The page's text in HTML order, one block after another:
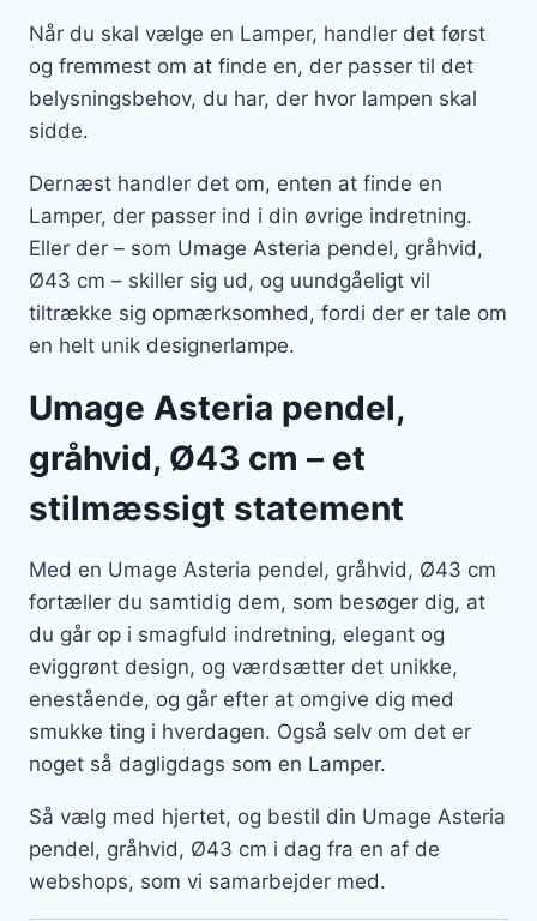
Når du skal vælge en Lamper, handler det først
og fremmest om at finde en, der passer til det
belysningsbehov, du har, der hvor lampen skal
sidde.
Dernæst handler det om, enten at finde en
Lamper, der passer ind i din øvrige indretning.
Eller der – som Umage Asteria pendel, gråhvid,
Ø43 cm – skiller sig ud, og uundgåeligt vil
tiltrække sig opmærksomhed, fordi der er tale om
en helt unik designerlampe.
Umage Asteria pendel,
gråhvid, Ø43 cm – et
stilmæssigt statement
Med en Umage Asteria pendel, gråhvid, Ø43 cm
fortæller du samtidig dem, som besøger dig, at
du går op i smagfuld indretning, elegant og
eviggrønt design, og værdsætter det unikke,
enestående, og går efter at omgive dig med
smukke ting i hverdagen. Også selv om det er
noget så dagligdags som en Lamper.
Så vælg med hjertet, og bestil din Umage Asteria
pendel, gråhvid, Ø43 cm i dag fra en af de
webshops, som vi samarbejder med.